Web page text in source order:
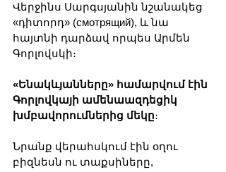
Վերջինս Սարգսյանին նշանակեց
«դիտորդ» (смотрящий), և նա
հայտնի դարձավ որպես Արմեն
Գորլովսկի։
«Ենակևյանները» համարվում էին
Գորլովկայի ամենաազդեցիկ
խմբավորումներից մեկը։
Նրանք վերահսկում էին օղու
բիզնեսն ու տաքսիները,